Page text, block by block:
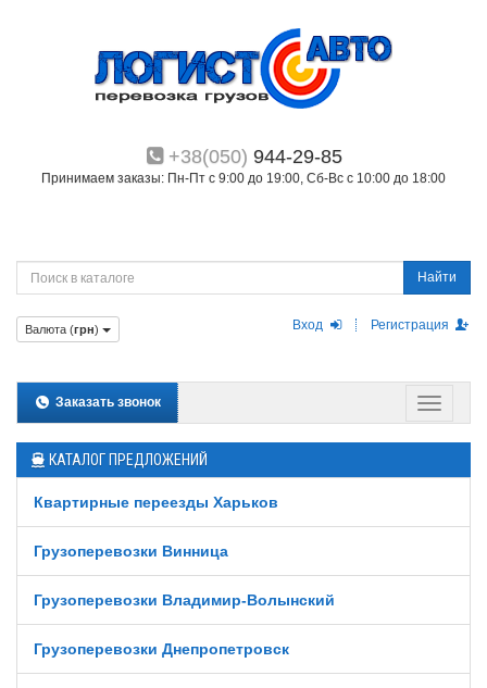
+38(050) 944-29-85
Принимаем заказы: Пн-Пт с 9:00 до 19:00, Сб-Вс с 10:00 до 18:00
Найти
Вход Регистрация
Валюта (грн)
Заказать звонок
КАТАЛОГ ПРЕДЛОЖЕНИЙ
Квартирные переезды Харьков
Грузоперевозки Винница
Грузоперевозки Владимир-Волынский
Грузоперевозки Днепропетровск